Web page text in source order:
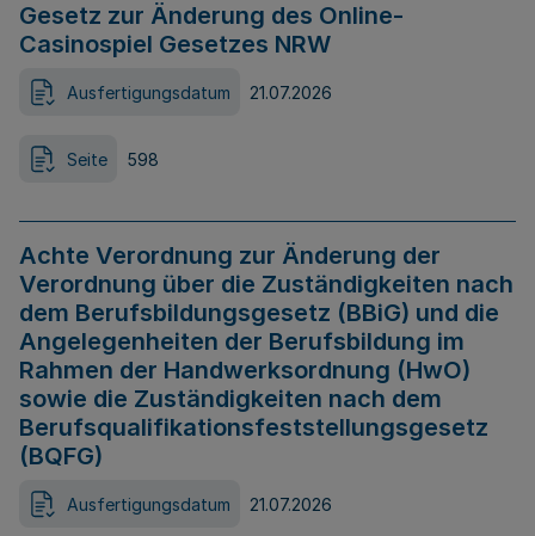
Gesetz zur Änderung des Online-
Casinospiel Gesetzes NRW
Ausfertigungsdatum 21.07.2026
Seite 598
Achte Verordnung zur Änderung der
Verordnung über die Zuständigkeiten nach
dem Berufsbildungsgesetz (BBiG) und die
Angelegenheiten der Berufsbildung im
Rahmen der Handwerksordnung (HwO)
sowie die Zuständigkeiten nach dem
Berufsqualifikationsfeststellungsgesetz
(BQFG)
Ausfertigungsdatum 21.07.2026